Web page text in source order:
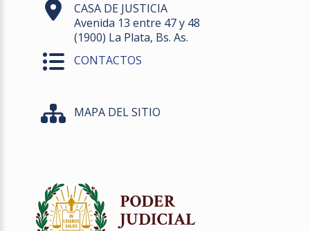
CASA DE JUSTICIA
Avenida 13 entre 47 y 48
(1900) La Plata, Bs. As.
CONTACTOS
MAPA DEL SITIO